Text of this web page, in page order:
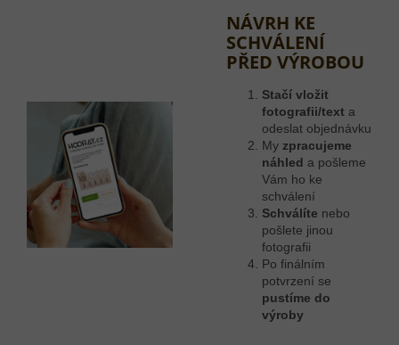
NÁVRH KE
SCHVÁLENÍ
PŘED VÝROBOU
Stačí vložit
fotografii/text a
odeslat objednávku
My zpracujeme
náhled a pošleme
Vám ho ke
schválení
Schválíte nebo
pošlete jinou
fotografii
Po finálním
potvrzení se
pustíme do
výroby